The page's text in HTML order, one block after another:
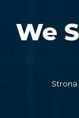
We
Strona